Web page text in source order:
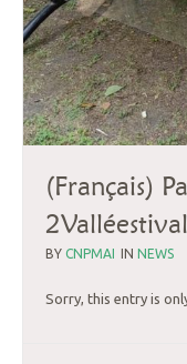
(Français)
2Valléestival
BYCNPMAI IN NEWS
Sorry, this entry is